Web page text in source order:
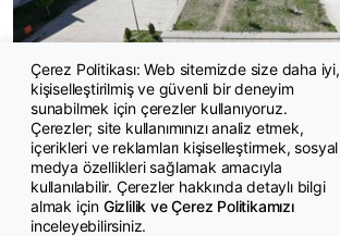
KYK yurtlarının yatak kapasitesi düştü
Çerez Politikası: Web sitemizde size daha iyi,
kişiselleştirilmiş ve güvenli bir deneyim
sunabilmek için çerezler kullanıyoruz.
Çerezler; site kullanımınızı analiz etmek,
içerikleri ve reklamları kişiselleştirmek, sosyal
medya özellikleri sağlamak amacıyla
kullanılabilir. Çerezler hakkında detaylı bilgi
almak için Gizlilik ve Çerez Politikamızı
inceleyebilirsiniz.